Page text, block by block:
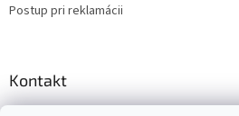
Postup pri reklamácii
Kontakt